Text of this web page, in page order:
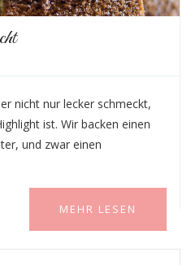
nicht nur lecker schmeckt,
ist. Wir backen einen
und zwar einen
MEHR LESEN